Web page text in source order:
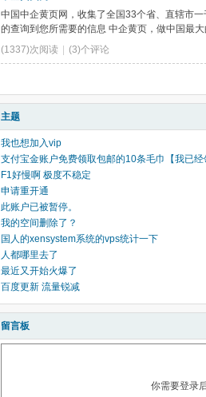
中国中企黄页网，收集了全国33个省、直辖市
的查询到您所需要的信息 中企黄页，做中国最
(1337)次阅读
(3)个评论
主题
我也想加入vip
支付宝金账户免费领取包邮的10条毛巾【我已经
F1好慢啊 极度不稳定
申请重开通
此账户已被暂停。
我的空间删除了？
国人的xensystem系统的vps统计一下
人都哪里去了
最近又开始火爆了
百度更新 流量锐减
留言板
你需要登录